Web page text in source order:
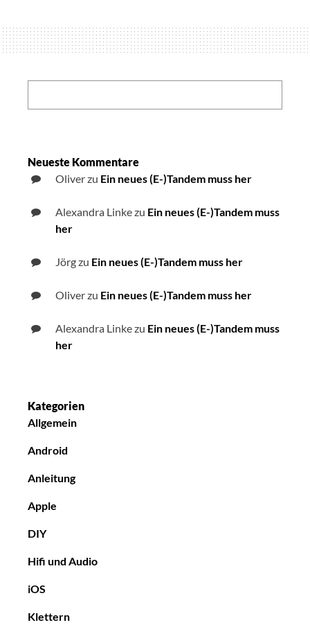
für
die
Neueste Kommentare
Oliverzu Ein neues (E-)Tandem muss her
Alexandra Linkezu Ein neues (E-)Tandem muss
her
Jörgzu Ein neues (E-)Tandem muss her
Oliverzu Ein neues (E-)Tandem muss her
Alexandra Linkezu Ein neues (E-)Tandem muss
her
Kategorien
Allgemein
Android
Anleitung
Apple
DIY
Hifi und Audio
iOS
Klettern